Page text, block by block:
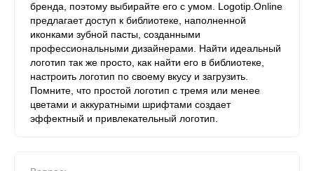
бренда, поэтому выбирайте его с умом. Logotip.Online
предлагает доступ к библиотеке, наполненной
иконками зубной пасты, созданными
профессиональными дизайнерами. Найти идеальный
логотип так же просто, как найти его в библиотеке,
настроить логотип по своему вкусу и загрузить.
Помните, что простой логотип с тремя или менее
цветами и аккуратными шрифтами создает
эффектный и привлекательный логотип.